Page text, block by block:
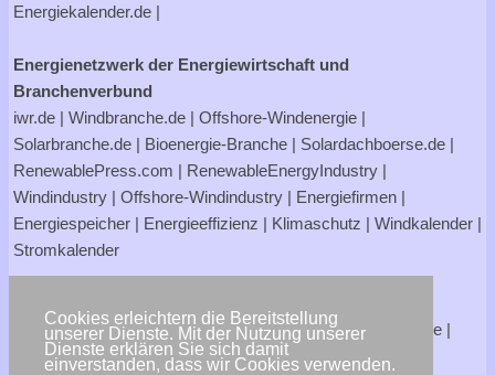
Cookies erleichtern die Bereitstellung
unserer Dienste. Mit der Nutzung unserer
Dienste erklären Sie sich damit
einverstanden, dass wir Cookies verwenden.
Energiekalender.de |
Energienetzwerk der Energiewirtschaft und
Branchenverbund
iwr.de | Windbranche.de | Offshore-Windenergie |
Solarbranche.de | Bioenergie-Branche | Solardachboerse.de |
RenewablePress.com | RenewableEnergyIndustry |
Windindustry | Offshore-Windindustry | Energiefirmen |
Energiespeicher | Energieeffizienz | Klimaschutz | Windkalender |
Stromkalender
Strompreisrechner.de|Stromtarife.de|Solardachboerse.de |
Energiehandwerker.de